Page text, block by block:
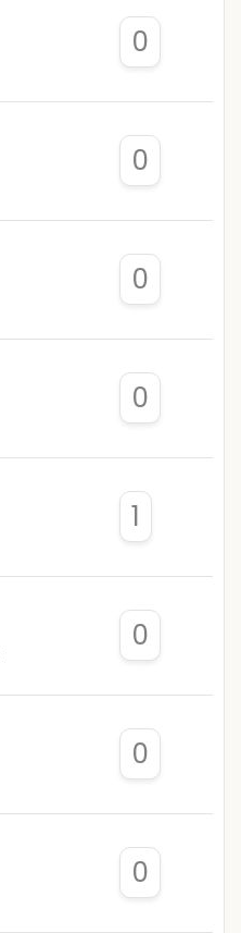
0
0
0
0
1
0
0
0